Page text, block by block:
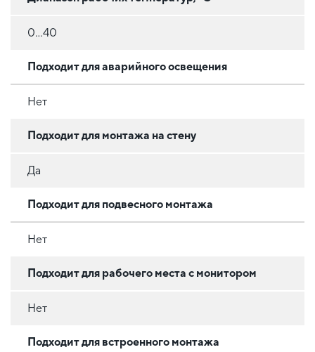
0...40
Подходит для аварийного освещения
Нет
Подходит для монтажа на стену
Да
Подходит для подвесного монтажа
Нет
Подходит для рабочего места с монитором
Нет
Подходит для встроенного монтажа